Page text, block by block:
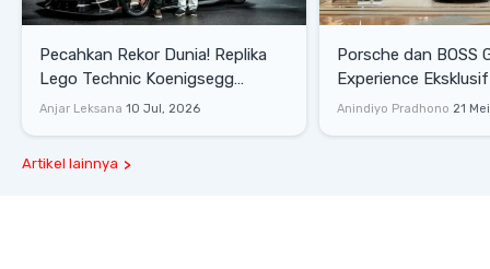
Pecahkan Rekor Dunia! Replika
Lego Technic Koenigsegg
Sadair's Spear Ukuran Asli Sukses
Anjar Leksana 10 Jul, 2026
Porsche dan BOSS
Experience
Senayan, Hadirkan
Anindiyo Pradhono 21
Artikel lainnya